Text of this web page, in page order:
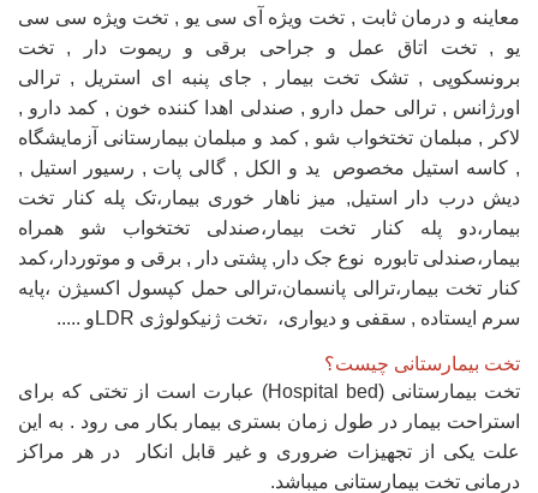
معاینه و درمان ثابت , تخت ویژه آی سی یو , تخت ویژه سی سی
یو , تخت اتاق عمل و جراحی برقی و ریموت دار , تخت
برونسکوپی , تشک تخت بیمار , جای پنبه ای استریل , ترالی
اورژانس , ترالی حمل دارو , صندلی اهدا کننده خون , کمد دارو ,
لاکر , مبلمان تختخواب شو , کمد و مبلمان بیمارستانی آزمایشگاه
, کاسه استیل مخصوص ید و الکل , گالی پات , رسیور استیل ,
دیش درب دار استیل, میز ناهار خوری بیمار،تک پله کنار تخت
بیمار،دو پله کنار تخت بیمار،صندلی تختخواب شو همراه
بیمار،صندلی تابوره نوع جک دار, پشتی دار , برقی و موتوردار،کمد
کنار تخت بیمار،ترالی پانسمان،ترالی حمل کپسول اکسیژن ،پایه
سرم ایستاده , سقفی و دیواری، ،تخت ژنیکولوژی LDRو .....
تخت بیمارستانی چیست؟
تخت بیمارستانی (Hospital bed) عبارت است از تختی که برای
استراحت بیمار در طول زمان بستری بیمار بکار می رود . به این
علت یکی از تجهیزات ضروری و غیر قابل انکار در هر مراکز
درمانی تخت بیمارستانی میباشد.